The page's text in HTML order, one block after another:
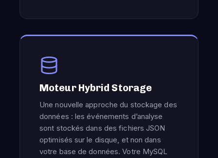
Moteur Hybrid Storage
Une nouvelle approche du stockage des
données : les événements d’analyse
sont stockés dans des fichiers JSON
optimisés sur le disque, et non dans
votre base de données. Votre MySQL